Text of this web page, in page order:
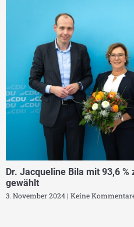
Dr. Jacqueline Bila mit 93,6
gewählt
3. November 2024 Keine